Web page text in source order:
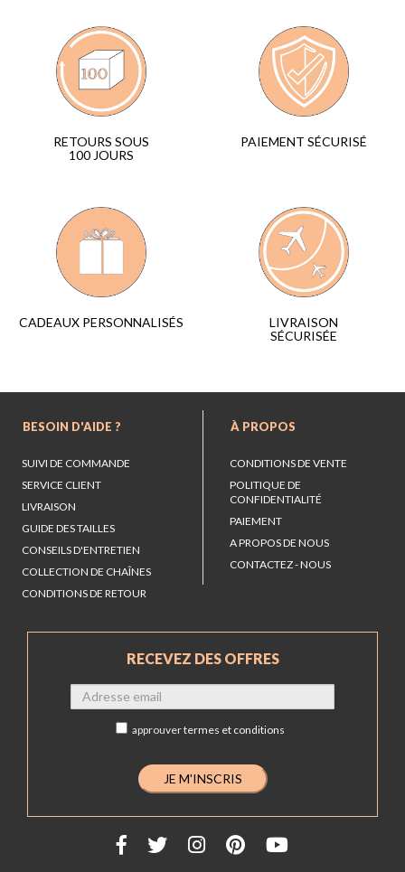
RETOURS SOUS
100 JOURS
PAIEMENT SÉCURISÉ
CADEAUX PERSONNALISÉS
LIVRAISON
SÉCURISÉE
BESOIN D'AIDE ?
SUIVI DE COMMANDE
SERVICE CLIENT
LIVRAISON
GUIDE DES TAILLES
CONSEILS D'ENTRETIEN
COLLECTION DE CHAÎNES
CONDITIONS DE RETOUR
À PROPOS
CONDITIONS DE VENTE
POLITIQUE DE
CONFIDENTIALITÉ
PAIEMENT
A PROPOS DE NOUS
CONTACTEZ - NOUS
RECEVEZ DES OFFRES
approuvertermes et conditions